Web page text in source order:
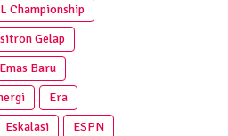
Championship
Gelap
Emas Baru
Era
Eskalasi
ESPN